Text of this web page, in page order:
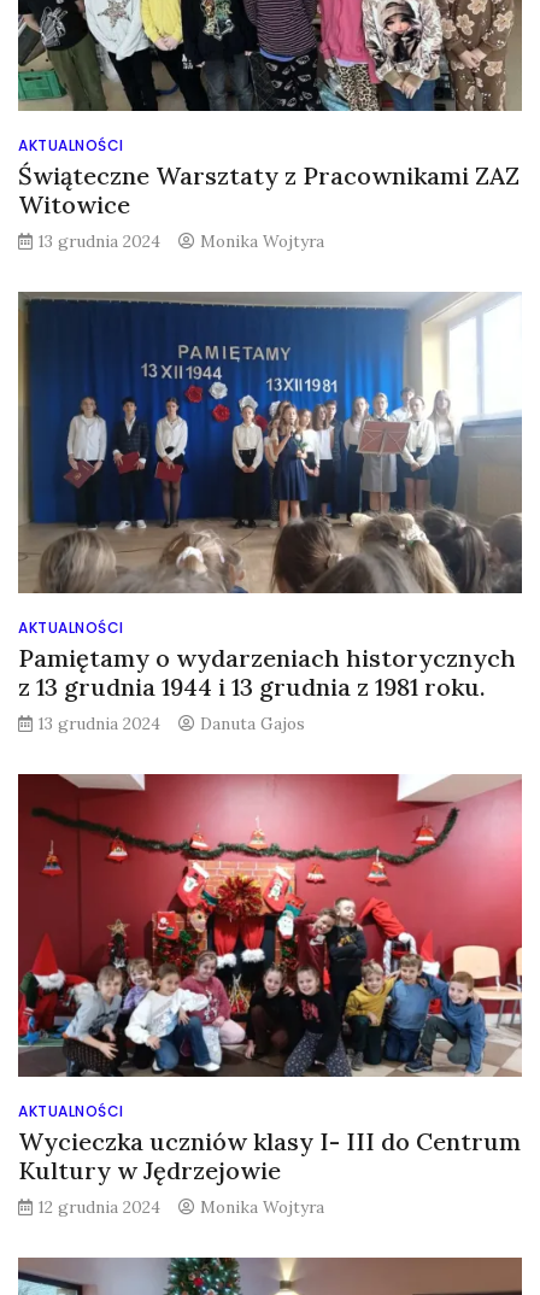
AKTUALNOŚCI
Świąteczne Warsztaty z Pracownikami ZAZ
Witowice
13 grudnia 2024 Monika Wojtyra
AKTUALNOŚCI
Pamiętamy o wydarzeniach historycznych
z 13 grudnia 1944 i 13 grudnia z 1981 roku.
13 grudnia 2024 Danuta Gajos
AKTUALNOŚCI
Wycieczka uczniów klasy I- III do Centrum
Kultury w Jędrzejowie
12 grudnia 2024 Monika Wojtyra